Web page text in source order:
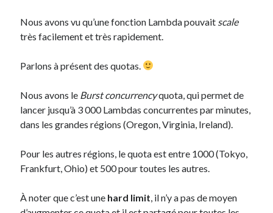
Nous avons vu qu’une fonction Lambda pouvait scale
très facilement et très rapidement.
Parlons à présent des quotas.
Nous avons le Burst concurrencyquota, qui permet de
lancer jusqu’à 3 000 Lambdas concurrentes par minutes,
dans les grandes régions (Oregon, Virginia, Ireland).
Pour les autres régions, le quota est entre 1000 (Tokyo,
Frankfurt, Ohio) et 500 pour toutes les autres.
À noter que c’est une hard limit, il n’y a pas de moyen